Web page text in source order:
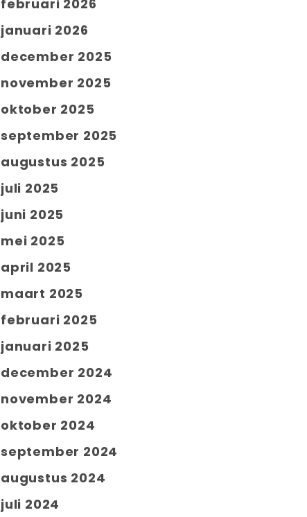
februari 2026
januari 2026
december 2025
november 2025
oktober 2025
september 2025
augustus 2025
juli 2025
juni 2025
mei 2025
april 2025
maart 2025
februari 2025
januari 2025
december 2024
november 2024
oktober 2024
september 2024
augustus 2024
juli 2024